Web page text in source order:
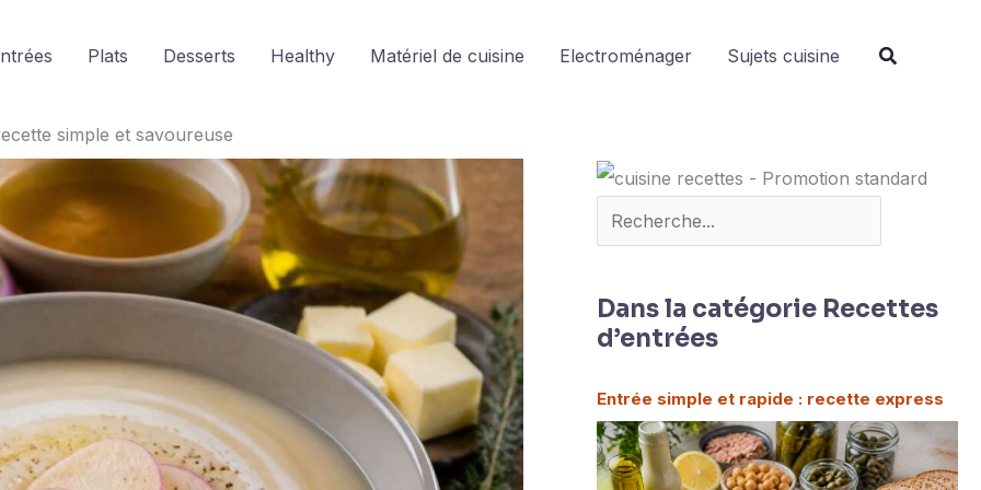
Plats Desserts Healthy Matériel de cuisine Electroménager Sujets cuisine
simple et savoureuse
Dans la catégorie Recettes
d’entrées
Entrée simple et rapide : recette express